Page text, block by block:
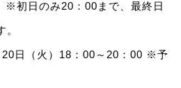
初日のみ20：00まで、最終日
日（火）18：00～20：00 ※予